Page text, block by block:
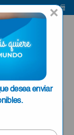
×
desea enviar